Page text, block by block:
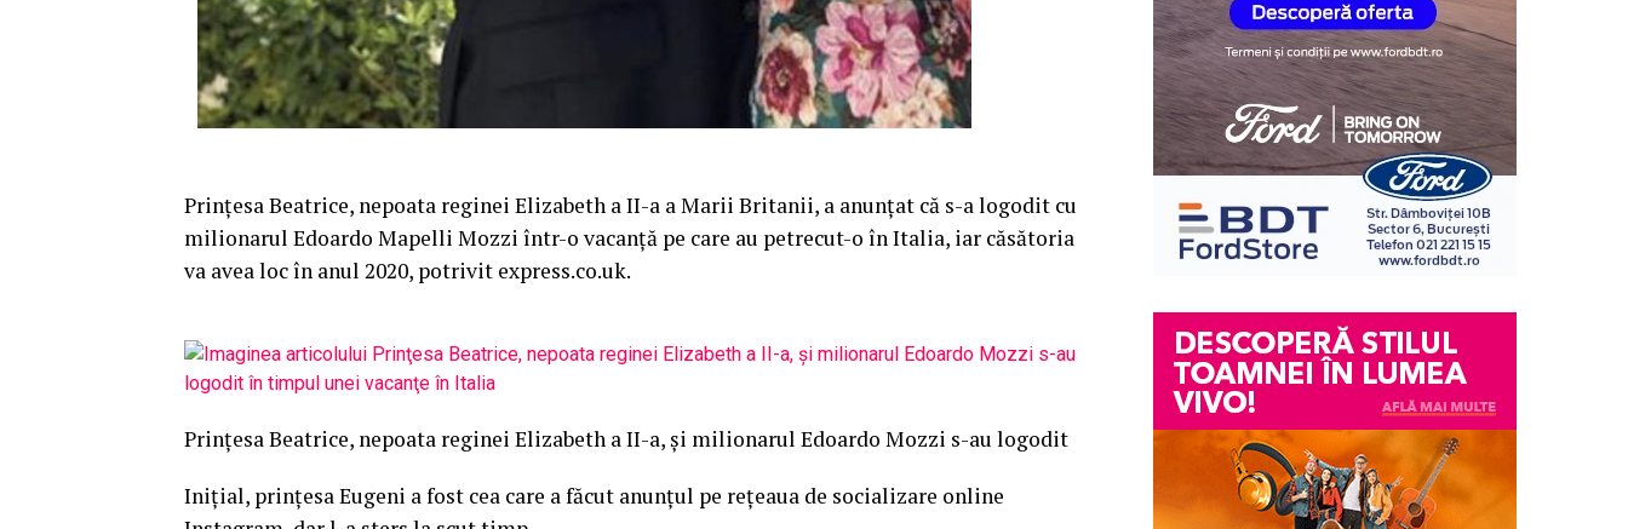
Prinţesa Beatrice, nepoata reginei Elizabeth a II-a a Marii Britanii, a anunţat că s-a logodit cu
milionarul Edoardo Mapelli Mozzi într-o vacanţă pe care au petrecut-o în Italia, iar căsătoria
va avea loc în anul 2020, potrivit express.co.uk.
Prinţesa Beatrice, nepoata reginei Elizabeth a II-a, şi milionarul Edoardo Mozzi s-au logodit
Iniţial, prinţesa Eugeni a fost cea care a făcut anunţul pe reţeaua de socializare online